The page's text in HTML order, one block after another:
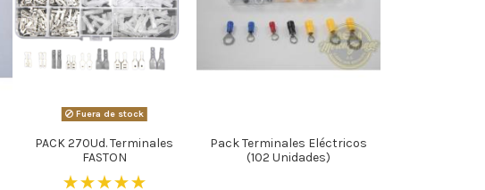
Fuera de stock
PACK 270Ud. Terminales
FASTON
Pack Terminales Eléctricos
(102 Unidades)